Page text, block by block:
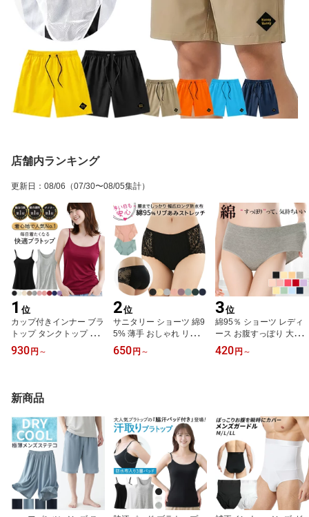
店舗内ランキング
更新日 ： 08/06 （07/30〜08/05集計）
1 位
カップ付きインナー ブラ
トップ タンクトップ キ
ャミ レーヨン さらさら
ブラ内蔵 大きいサイズ
グ1位 rr4 プレゼント ギ
フト 母の日 父の日 敬老
の日 バレンタイン ホワ
イトデー クリスマス
930 円 ～
2位
サニタリー ショーツ 綿9
5% 薄手 おしゃれ リブ
レース 大きいサイズ 深
め 生理用 下着 パンツ か
の日 バレンタイン ホワ
イトデー クリスマス
650 円 ～
3位
綿95％ ショーツ レディ
ース お腹すっぽり 大き
いサイズ 快適 インナー
体型カバー ストレッチ
420 円 ～
新商品